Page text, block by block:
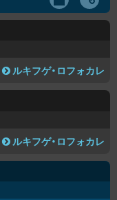
ルキフゲ・ロフォカレ
ルキフゲ・ロフォカレ